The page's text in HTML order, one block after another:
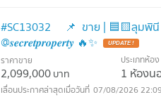
#SC13032 📌 ขาย | 🟦🟨ลุมพินี
@𝒔𝒆𝒄𝒓𝒆𝒕𝒑𝒓𝒐𝒑𝒆𝒓𝒕𝒚 🔥✨
ราคาขาย
2,099,000บาท
ประเภทห้อง
1 ห้องน
07/08/2026 22:09